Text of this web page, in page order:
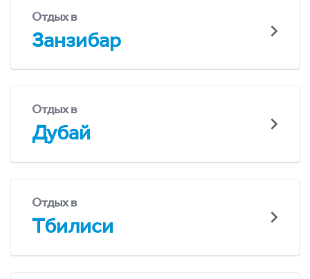
Отдых в
Занзибар
Отдых в
Дубай
Отдых в
Тбилиси